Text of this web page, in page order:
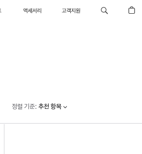
액세서리 고객지원
정렬 기준: 추천 항목